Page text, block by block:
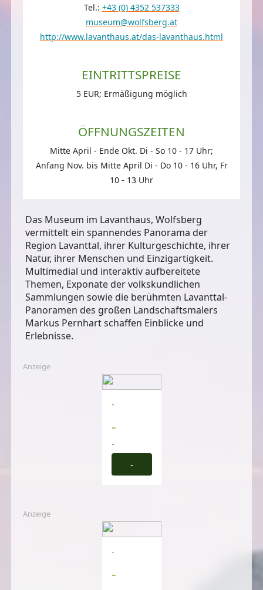
Tel.: +43 (0) 4352 537333
museum@wolfsberg.at
http://www.lavanthaus.at/das-lavanthaus.html
EINTRITTSPREISE
5 EUR; Ermäßigung möglich
ÖFFNUNGSZEITEN
Mitte April - Ende Okt. Di - So 10 - 17 Uhr;
Anfang Nov. bis Mitte April Di - Do 10 - 16 Uhr, Fr
10 - 13 Uhr
Das Museum im Lavanthaus, Wolfsberg
vermittelt ein spannendes Panorama der
Region Lavanttal, ihrer Kulturgeschichte, ihrer
Natur, ihrer Menschen und Einzigartigkeit.
Multimedial und interaktiv aufbereitete
Themen, Exponate der volkskundlichen
Sammlungen sowie die berühmten Lavanttal-
Panoramen des großen Landschaftsmalers
Markus Pernhart schaffen Einblicke und
Erlebnisse.
Anzeige
-
-
-
-
Anzeige
-
-